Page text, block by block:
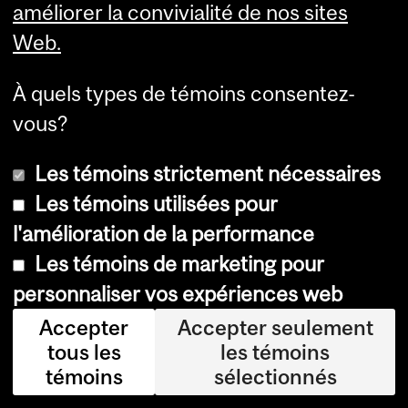
en
t
de
ps
hol
ogi
e
du
Ce
ntr
uni
améliorer la convivialité de nos sites
Web.
À quels types de témoins consentez-
vous?
Les témoins strictement nécessaires
Les témoins utilisées pour
l'amélioration de la performance
Les témoins de marketing pour
personnaliser vos expériences web
Accepter
tous les
témoins
Accepter seulement
les témoins
sélectionnés